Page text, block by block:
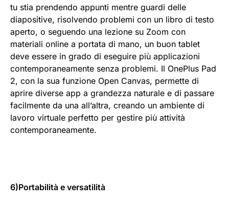
tu stia prendendo appunti mentre guardi delle
diapositive, risolvendo problemi con un libro di testo
aperto, o seguendo una lezione su Zoom con
materiali online a portata di mano, un buon tablet
deve essere in grado di eseguire più applicazioni
contemporaneamente senza problemi. Il OnePlus Pad
2, con la sua funzione Open Canvas, permette di
aprire diverse app a grandezza naturale e di passare
facilmente da una all’altra, creando un ambiente di
lavoro virtuale perfetto per gestire più attività
contemporaneamente.
6)Portabilità e versatilità